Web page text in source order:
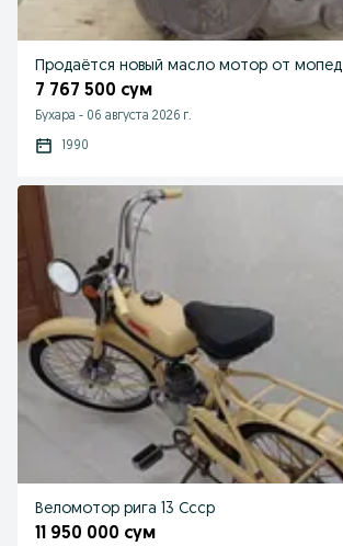
Продаётся новый масло мотор от мопед
7 767 500 сум
Бухара - 06 августа 2026 г.
1990
Веломотор рига 13 Ссср
11 950 000 сум